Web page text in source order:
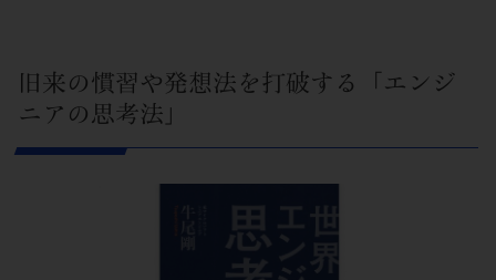
旧来の慣習や発想法を打破する「エンジ
ニアの思考法」